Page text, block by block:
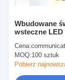
Wbudowane
wsteczne LED
przełącznik
membranowy z
błędami
Cena:
MOQ:100 sztuk
Pobierz